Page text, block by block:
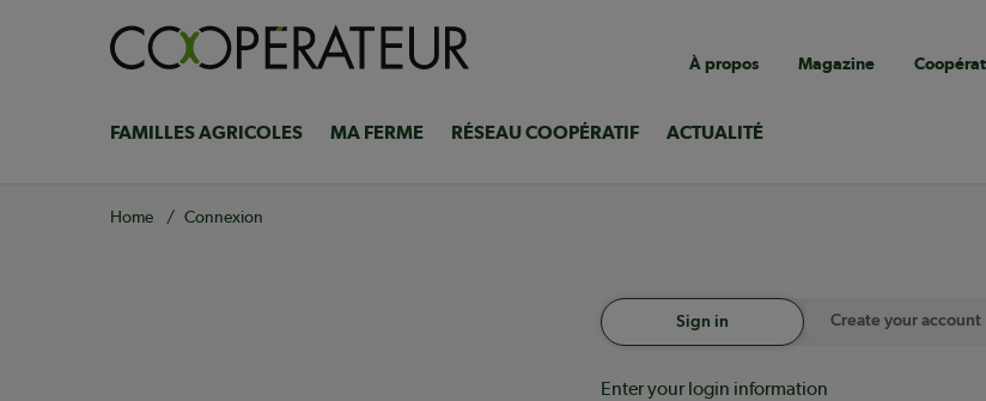
Navigation
utilitaire
À propos Magazine
Navigation
principale
FAMILLES AGRICOLES MA FERME RÉSEAU COOPÉRATIF ACTUALITÉ
Breadcrumb
Home Connexion
Sign in Create your account
Enter your login information